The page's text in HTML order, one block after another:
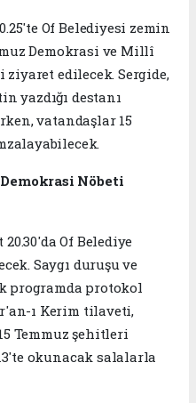
Of Belediyesi zemin
Demokrasi ve Millî
edilecek. Sergide,
yazdığı destanı
vatandaşlar 15
Nöbeti
Of Belediye
Saygı duruşu ve
programda protokol
ı Kerim tilaveti,
Temmuz şehitleri
okunacak salalarla